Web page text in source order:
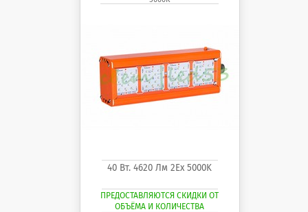
40 Вт. 4620 Лм 2Ех 5000K
ПРЕДОСТАВЛЯЮТСЯ СКИДКИ ОТ
ОБЪЁМА И КОЛИЧЕСТВА